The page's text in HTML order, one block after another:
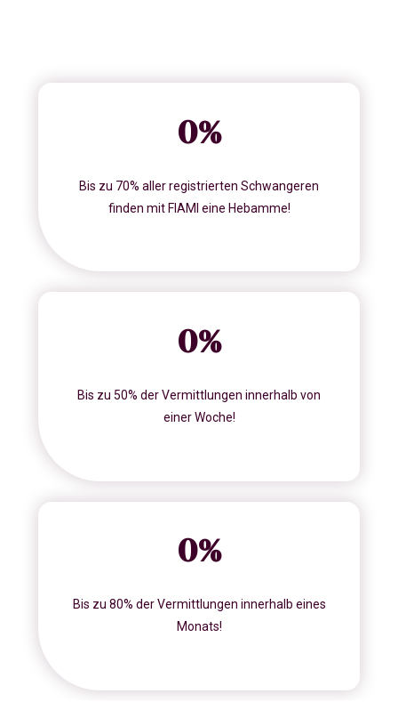
0%
Bis zu 70% aller registrierten Schwangeren
finden mit FIAMI eine Hebamme!
0%
Bis zu 50% der Vermittlungen innerhalb von
einer Woche!
0%
Bis zu 80% der Vermittlungen innerhalb eines
Monats!